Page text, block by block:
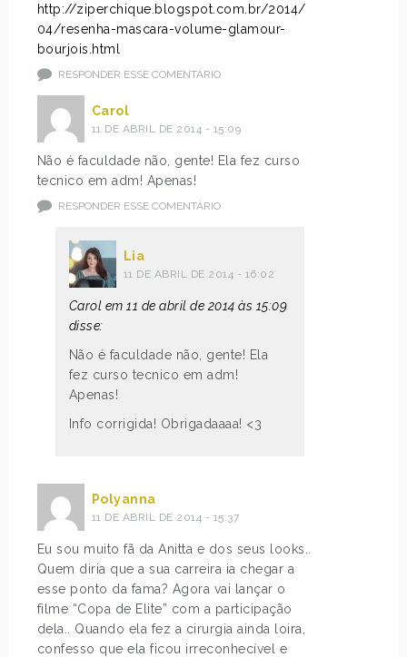
http://ziperchique.blogspot.com.br/2014/
04/resenha-mascara-volume-glamour-
bourjois.html
RESPONDER ESSE COMENTÁRIO
Carol
11 DE ABRIL DE 2014 - 15:09
Não é faculdade não, gente! Ela fez curso
tecnico em adm! Apenas!
RESPONDER ESSE COMENTÁRIO
Lia
11 DE ABRIL DE 2014 - 16:02
Carol em 11 de abril de 2014 às 15:09
disse:
Não é faculdade não, gente! Ela
fez curso tecnico em adm!
Apenas!
Info corrigida! Obrigadaaaa! <3
Polyanna
11 DE ABRIL DE 2014 - 15:37
Eu sou muito fã da Anitta e dos seus looks..
Quem diria que a sua carreira ia chegar a
esse ponto da fama? Agora vai lançar o
filme “Copa de Elite” com a participação
dela.. Quando ela fez a cirurgia ainda loira,
confesso que ela ficou irreconhecível e